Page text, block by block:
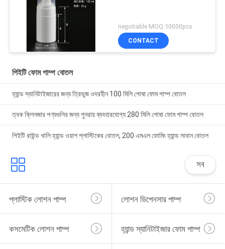
negotiable MOQ:10000pcs
CONTACT
পিইটি ফোম পাম্প বোতল
হ্যান্ড স্যানিটাইজারের জন্য ত্রিভুজ ওদরহীন 100 মিলি পোষা ফোম পাম্প বোতল
ত্বক ক্লিনজার পণ্যগুলির জন্য পুনরায় ব্যবহারযোগ্য 280 মিলি পোষা ফোম পাম্প বোতল
পিইটি রাউন্ড খালি হ্যান্ড ওয়াশ প্লাস্টিকের বোতল, 200 এমএল ফোমিং হ্যান্ড সাবান বোতল
সব
প্লাস্টিক লোশন পাম্প লোশন ডিপেনসার পাম্প
কসমেটিক লোশন পাম্প হ্যান্ড স্যানিটাইজার ফোম পাম্প